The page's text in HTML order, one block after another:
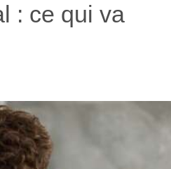
: ce qui va